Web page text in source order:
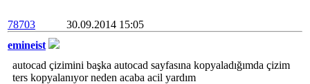
78703
30.09.2014 15:05
emineist
autocad çizimini başka autocad sayfasına kopyaladığımda çizim
ters kopyalanıyor neden acaba acil yardım